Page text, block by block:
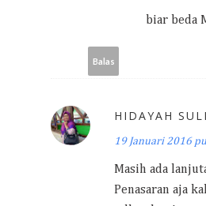
biar beda
Balas
HIDAYAH
19 Januari 2016
Masih ada
Penasaran aja